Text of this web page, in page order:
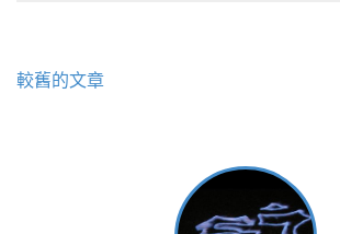
文
較舊的文章